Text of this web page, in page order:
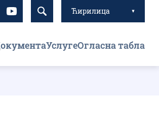
УслугеОгласна табла
Ћирилица